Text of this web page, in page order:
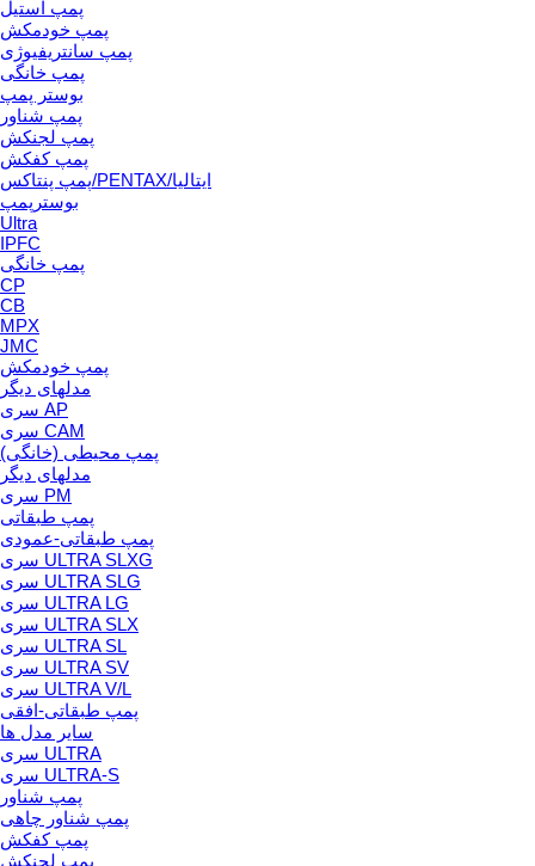
پمپ استیل
پمپ خودمکش
پمپ سانتریفیوژی
پمپ خانگی
بوستر پمپ
پمپ شناور
پمپ لجنکش
پمپ کفکش
پمپ پنتاکس/PENTAX/ایتالیا
بوسترپمپ
Ultra
IPFC
پمپ خانگی
CP
CB
MPX
JMC
پمپ خودمکش
مدلهای دیگر
سری AP
سری CAM
پمپ محیطی (خانگی)
مدلهای دیگر
سری PM
پمپ طبقاتی
پمپ طبقاتی-عمودی
سری ULTRA SLXG
سری ULTRA SLG
سری ULTRA LG
سری ULTRA SLX
سری ULTRA SL
سری ULTRA SV
سری ULTRA V/L
پمپ طبقاتی-افقی
سایر مدل ها
سری ULTRA
سری ULTRA-S
پمپ شناور
پمپ شناور چاهی
پمپ کفکش
پمپ لجنکش